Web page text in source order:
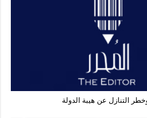
التنازل عن هيبة الدولة